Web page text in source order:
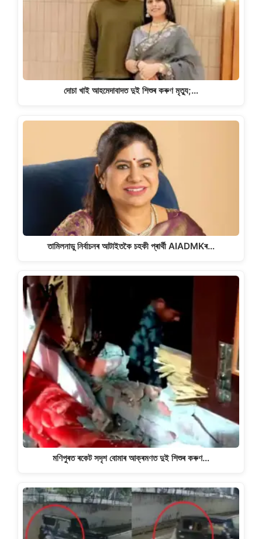
দোচা খাই আহমেদাবাদত দুই শিশুৰ কৰুণ মৃত্যু;…
তামিলনাডু নিৰ্বাচনৰ আটাইতকৈ চহকী প্ৰাৰ্থী AIADMKৰ…
মণিপুৰত ৰকেট সদৃশ বোমাৰ আক্ৰমণত দুই শিশুৰ কৰুণ…